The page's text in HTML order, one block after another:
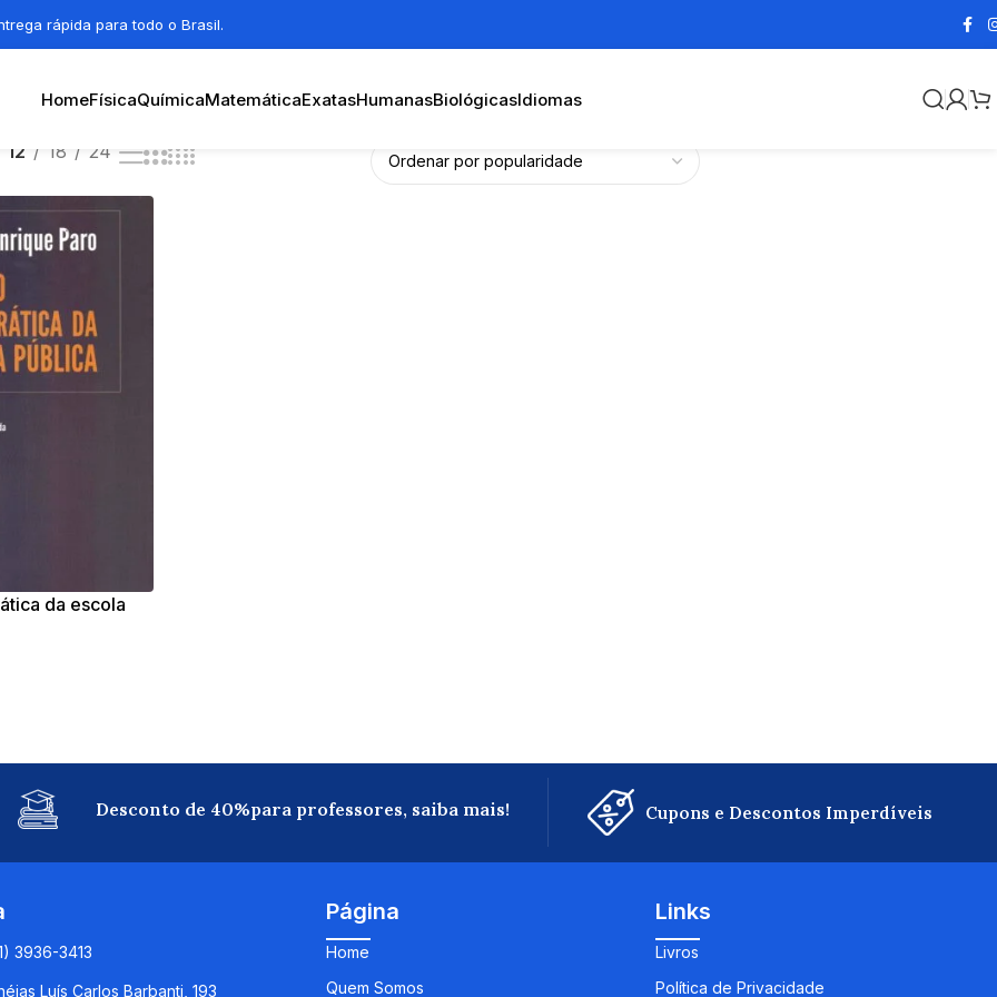
rápida para todo o Brasil.
HomeFísicaQuímicaMatemáticaExatasHumanasBiológicasIdiomas
12 18 24
da escola
Desconto de 40%para professores, saiba mais! Cupons e Descontos Imperdíveis
3936-3413
Luís Carlos Barbanti, 193
Página
Home
Quem Somos
Links
Livros
Política de Privacidade